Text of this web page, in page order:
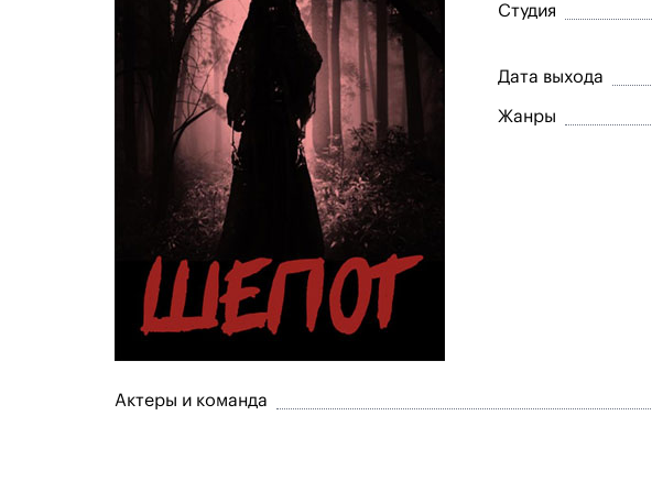
Студия
Дата выхода
Жанры
Актеры и команда